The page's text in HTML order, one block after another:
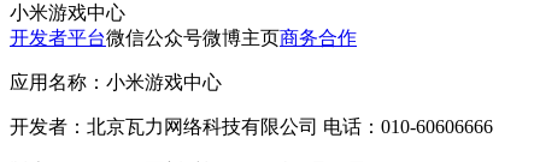
小米游戏中心
开发者平台微信公众号微博主页商务合作
应用名称：小米游戏中心
开发者：北京瓦力网络科技有限公司 电话：010-60606666